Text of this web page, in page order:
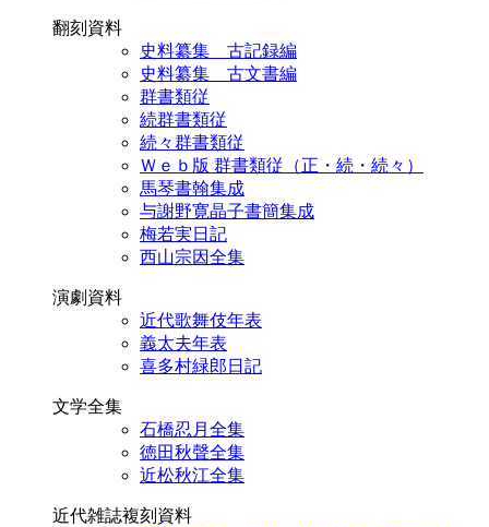
翻刻資料
史料纂集 古記録編
史料纂集 古文書編
群書類従
続群書類従
続々群書類従
Ｗｅｂ版 群書類従（正・続・続々）
馬琴書翰集成
与謝野寛晶子書簡集成
梅若実日記
西山宗因全集
演劇資料
近代歌舞伎年表
義太夫年表
喜多村緑郎日記
文学全集
石橋忍月全集
徳田秋聲全集
近松秋江全集
近代雑誌複刻資料